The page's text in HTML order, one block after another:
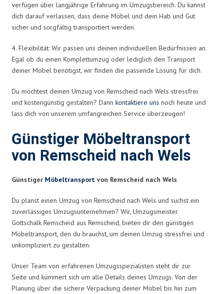
verfügen über langjährige Erfahrung im Umzugsbereich. Du kannst
dich darauf verlassen, dass deine Möbel und dein Hab und Gut
sicher und sorgfältig transportiert werden.
4. Flexibilität: Wir passen uns deinen individuellen Bedürfnissen an.
Egal ob du einen Komplettumzug oder lediglich den Transport
deiner Möbel benötigst, wir finden die passende Lösung für dich.
Du möchtest deinen Umzug von Remscheid nach Wels stressfrei
und kostengünstig gestalten? Dann kontaktiere uns noch heute und
lass dich von unserem umfangreichen Service überzeugen!
Günstiger Möbeltransport
von Remscheid nach Wels
Günstiger Möbeltransport von Remscheid nach Wels
Du planst einen Umzug von Remscheid nach Wels und suchst ein
zuverlässiges Umzugsunternehmen? Wir, Umzugsmeister
Gottschalk Remscheid aus Remscheid, bieten dir den günstigen
Möbeltransport, den du brauchst, um deinen Umzug stressfrei und
unkompliziert zu gestalten.
Unser Team von erfahrenen Umzugsspezialisten steht dir zur
Seite und kümmert sich um alle Details deines Umzugs. Von der
Planung über die sichere Verpackung deiner Möbel bis hin zum